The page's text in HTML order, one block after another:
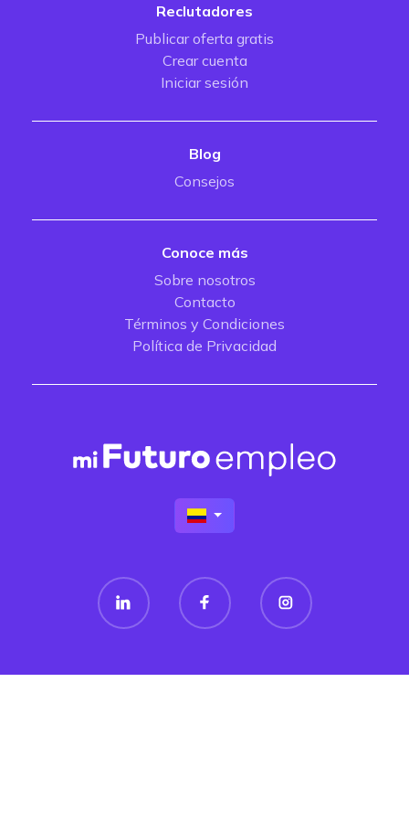
Reclutadores
Publicar oferta gratis
Crear cuenta
Iniciar sesión
Blog
Consejos
Conoce más
Sobre nosotros
Contacto
Términos y Condiciones
Política de Privacidad